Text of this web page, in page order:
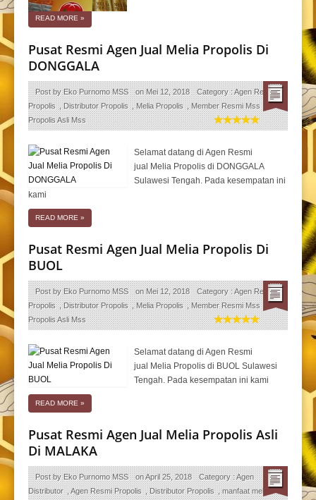
READ MORE »
Pusat Resmi Agen Jual Melia Propolis Di
DONGGALA
Post byEko Purnomo MSS onMei 12, 2018 Category :Agen Resmi
Propolis ,Distributor Propolis ,Melia Propolis ,Member Resmi Mss
Propolis Asli Mss
Selamat datang di Agen Resmi
jual Melia Propolis di DONGGALA
Sulawesi Tengah. Pada kesempatan ini
kami
READ MORE »
Pusat Resmi Agen Jual Melia Propolis Di
BUOL
Post byEko Purnomo MSS onMei 12, 2018 Category :Agen Resmi
Propolis ,Distributor Propolis ,Melia Propolis ,Member Resmi Mss
Propolis Asli Mss
Selamat datang di Agen Resmi
jual Melia Propolis di BUOL Sulawesi
Tengah. Pada kesempatan ini kami
READ MORE »
Pusat Resmi Agen Jual Melia Propolis Asli
Di MALAKA
Post byEko Purnomo MSS onApril 25, 2018 Category :Agen
Distributor ,Agen Resmi Propolis ,Distributor Propolis ,manfaat melia